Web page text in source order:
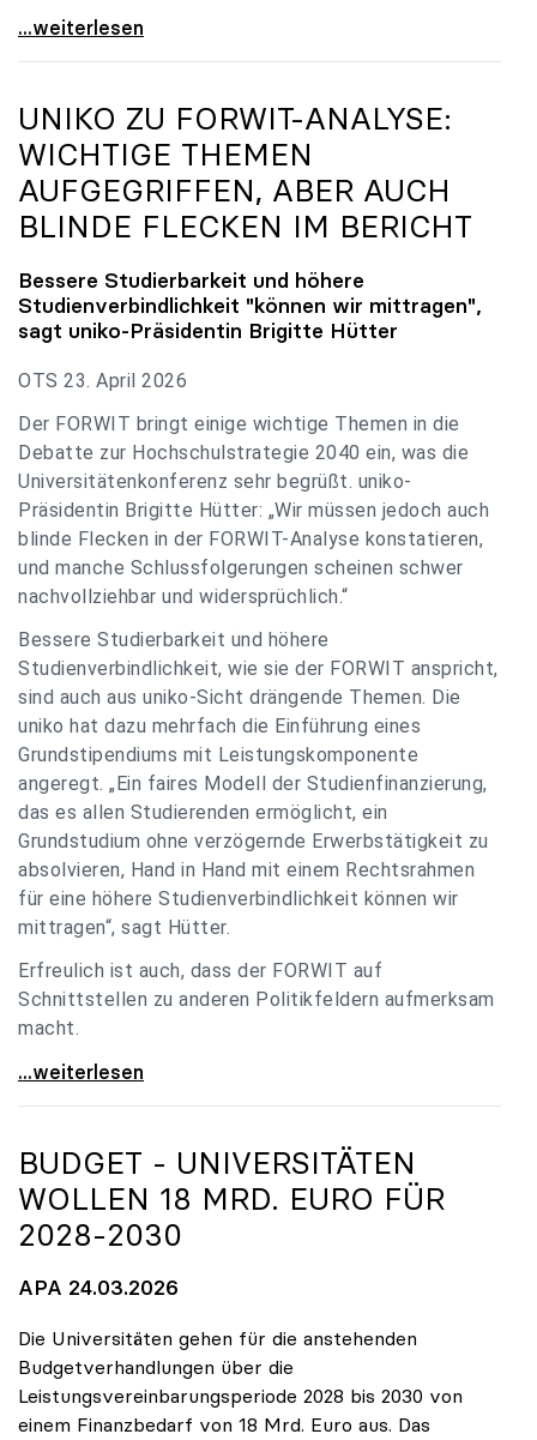
uniko zu Budgetverhandlungen: Universitäten sind
...weiterlesen
UNIKO ZU FORWIT-ANALYSE:
WICHTIGE THEMEN
AUFGEGRIFFEN, ABER AUCH
BLINDE FLECKEN IM BERICHT
Bessere Studierbarkeit und höhere
Studienverbindlichkeit "können wir mittragen",
sagt uniko-Präsidentin Brigitte Hütter
OTS 23. April 2026
Der FORWIT bringt einige wichtige Themen in die
Debatte zur Hochschulstrategie 2040 ein, was die
Universitätenkonferenz sehr begrüßt. uniko-
Präsidentin Brigitte Hütter: „Wir müssen jedoch auch
blinde Flecken in der FORWIT-Analyse konstatieren,
und manche Schlussfolgerungen scheinen schwer
nachvollziehbar und widersprüchlich.“
Bessere Studierbarkeit und höhere
Studienverbindlichkeit, wie sie der FORWIT anspricht,
sind auch aus uniko-Sicht drängende Themen. Die
uniko hat dazu mehrfach die Einführung eines
Grundstipendiums mit Leistungskomponente
angeregt. „Ein faires Modell der Studienfinanzierung,
das es allen Studierenden ermöglicht, ein
Grundstudium ohne verzögernde Erwerbstätigkeit zu
absolvieren, Hand in Hand mit einem Rechtsrahmen
für eine höhere Studienverbindlichkeit können wir
mittragen“, sagt Hütter.
Erfreulich ist auch, dass der FORWIT auf
Schnittstellen zu anderen Politikfeldern aufmerksam
macht.
uniko zu FORWIT-Analyse: Wichtige Themen
...weiterlesen
BUDGET - UNIVERSITÄTEN
WOLLEN 18 MRD. EURO FÜR
2028-2030
APA 24.03.2026
Die Universitäten gehen für die anstehenden
Budgetverhandlungen über die
Leistungsvereinbarungsperiode 2028 bis 2030 von
einem Finanzbedarf von 18 Mrd. Euro aus. Das